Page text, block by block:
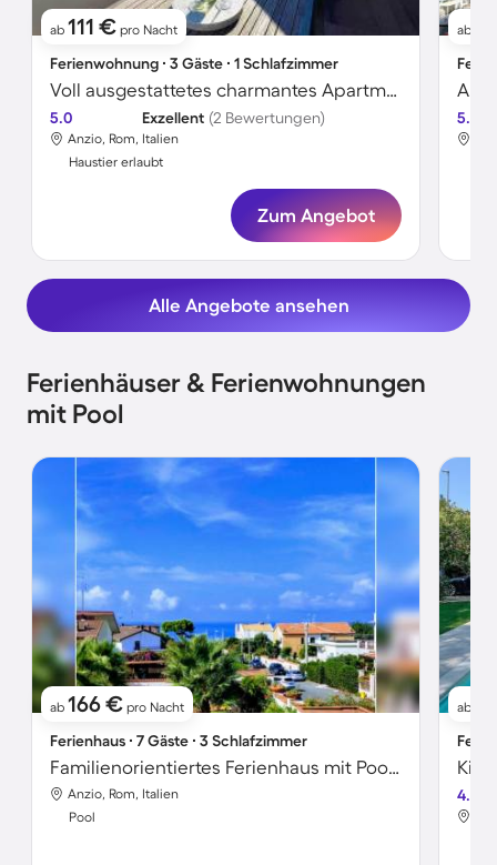
ab 111 € pro Nacht
Ferienwohnung ∙ 3 Gäste ∙ 1 Schlafzimmer
Voll ausgestattetes charmantes Apartment mit Terrasse | Strand in der Nähe | Ideal für Homeoffice | Haustiere sind willkommen
5.0 Exzellent (2 Bewertungen)
Anzio, Rom, Italien
Haustier erlaubt
Zum Angebot
ab
5.0
Alle Angebote ansehen
Ferienhäuser & Ferienwohnungen
mit Pool
ab 166 € pro Nacht
Ferienhaus ∙ 7 Gäste ∙ 3 Schlafzimmer
Familienorientiertes Ferienhaus mit Pool, Grill und Terrasse | Neben dem Strand
Anzio, Rom, Italien
Pool
ab
4.8